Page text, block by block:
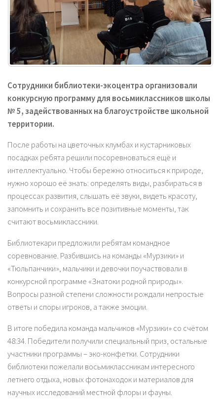
Сотрудники библиотеки-экоцентра организовали
конкурсную программу для восьмиклассников школы
№ 5, задействованных на благоустройстве школьной
территории.
После работы на цветочных клумбах и кустарниковых
посадках ребята решили посоревноваться ещё и
интеллектуально. Чтобы бережно относиться к природе,
нужно хорошо её знать: определять виды, разбираться в
процессах развития, слышать её звуки, видеть красоту,
запомнить и сохранить все позитивные моменты, так
считают восьмиклассники.
Библиотекари предложили ребятам командное
соревнование. Разбившись на команды «Мурзики» и
«Тюльпанчики», мальчики и девочки поучаствовали в
конкурсной программе «Знатоки родной природы».
Вопросы разной степени сложности рождали непростые
ответы и споры игроков, а также эмоции.
В итоге победила команда мальчиков «Мурзики» со счётом
48:34. Победители получили специальный приз, остальные
участники программы – эко-конфетки. Сотрудники
библиотеки пожелали восьмиклассникам интересного
летнего отдыха, новых фотонаходок и материалов для
научных исследований местной флоры и фауны.